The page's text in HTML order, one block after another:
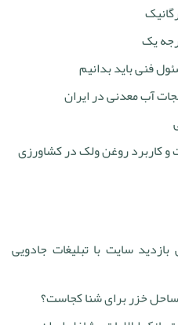
یک
فنی باید بدانیم
آب معدنی در ایران
بازدید سایت با تبلیغات جادویی
خزر برای شنا کجاست؟